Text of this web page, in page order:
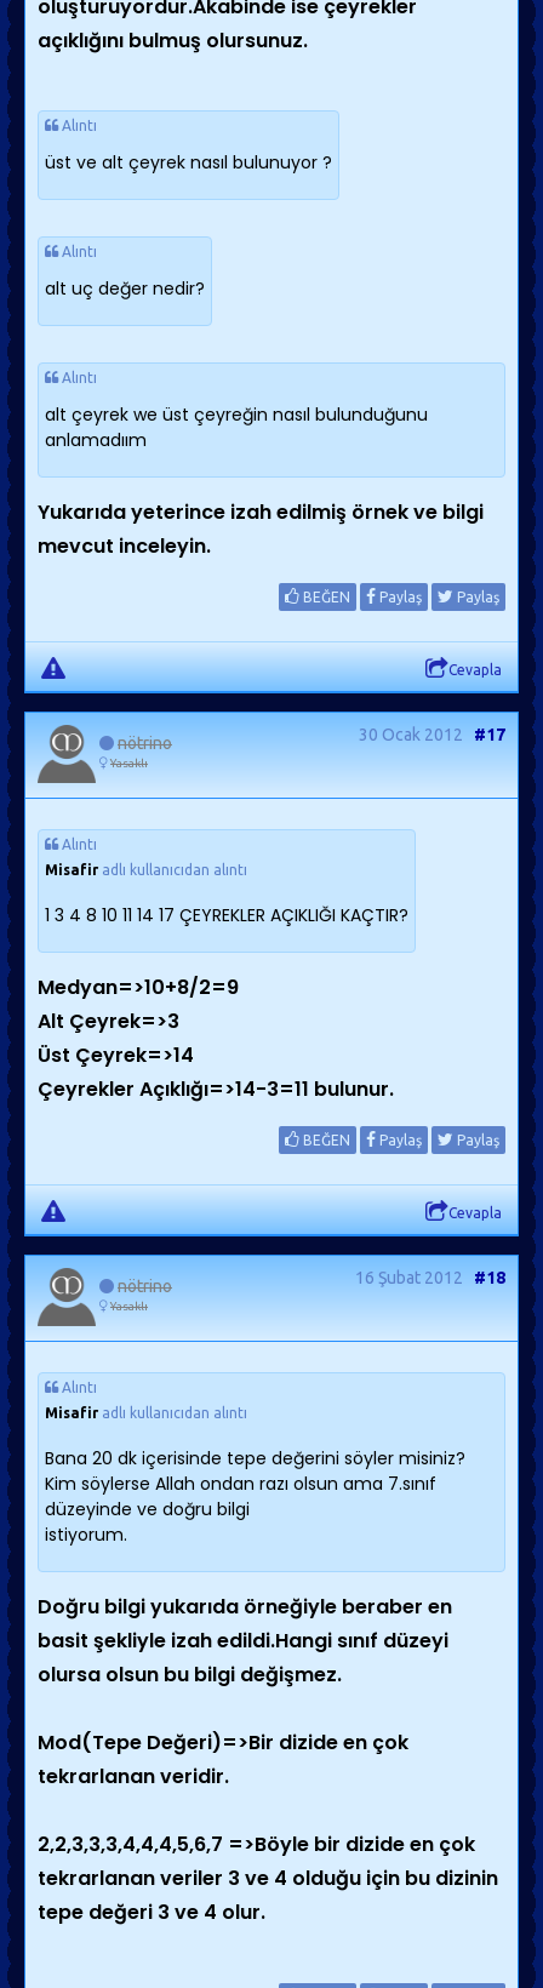
oluşturuyordur.Akabinde ise çeyrekler
açıklığını bulmuş olursunuz.
Alıntı
üst ve alt çeyrek nasıl bulunuyor ?
Alıntı
alt uç değer nedir?
Alıntı
alt çeyrek we üst çeyreğin nasıl bulunduğunu
anlamadıım
Yukarıda yeterince izah edilmiş örnek ve bilgi
mevcut inceleyin.
BEĞEN Paylaş Paylaş
Cevapla
nötrino
Yasaklı
30 Ocak 2012 #17
Alıntı
Misafir adlı kullanıcıdan alıntı
1 3 4 8 10 11 14 17 ÇEYREKLER AÇIKLIĞI KAÇTIR?
Medyan=>10+8/2=9
Alt Çeyrek=>3
Üst Çeyrek=>14
Çeyrekler Açıklığı=>14-3=11 bulunur.
BEĞEN Paylaş Paylaş
Cevapla
nötrino
Yasaklı
16 Şubat 2012 #18
Alıntı
Misafir adlı kullanıcıdan alıntı
Bana 20 dk içerisinde tepe değerini söyler misiniz?
Kim söylerse Allah ondan razı olsun ama 7.sınıf
düzeyinde ve doğru bilgi
istiyorum.
Doğru bilgi yukarıda örneğiyle beraber en
basit şekliyle izah edildi.Hangi sınıf düzeyi
olursa olsun bu bilgi değişmez.
Mod(Tepe Değeri)=>Bir dizide en çok
tekrarlanan veridir.
2,2,3,3,3,4,4,4,5,6,7 =>Böyle bir dizide en çok
tekrarlanan veriler 3 ve 4 olduğu için bu dizinin
tepe değeri 3 ve 4 olur.